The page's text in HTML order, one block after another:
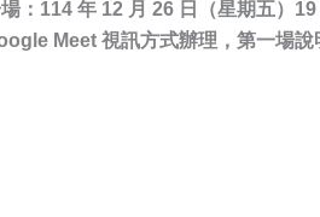
：114 年 12 月 26 日（星期五）19
Meet 視訊方式辦理 ，第一場